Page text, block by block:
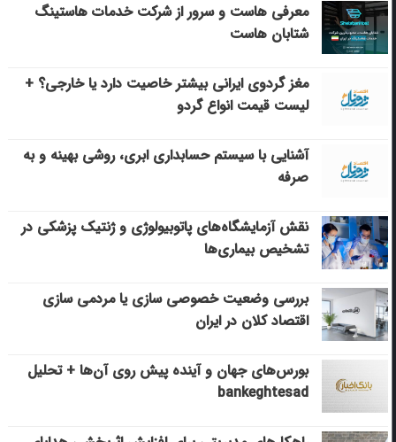
معرفی هاست و سرور از شرکت خدمات هاستینگ
شتابان هاست
مغز گردوی ایرانی بیشتر خاصیت دارد یا خارجی؟ +
لیست قیمت انواع گردو
آشنایی با سیستم حسابداری ابری، روشی بهینه و به
صرفه
نقش آزمایشگاه‌های پاتوبیولوژی و ژنتیک پزشکی در
تشخیص بیماری‌ها
بررسی وضعیت خصوصی سازی یا مردمی سازی
اقتصاد کلان در ایران
بورس‌های جهان و آینده پیش روی آن‌ها + تحلیل
bankeghtesad